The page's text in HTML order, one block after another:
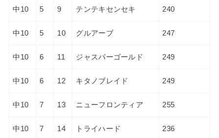
中10 5 9 テンテキセンセキ 240
中10 5 10 グルアーブ 247
中10 6 11 ジャスパーゴールド 249
中10 6 12 キタノブレイド 249
中10 7 13 ニューフロンティア 255
中10 7 14 トライハード 236